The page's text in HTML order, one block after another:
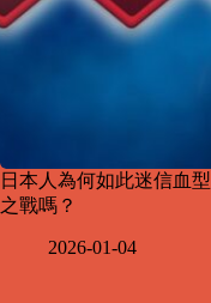
日本人為何如此迷信血
之戰嗎？
2026-01-04